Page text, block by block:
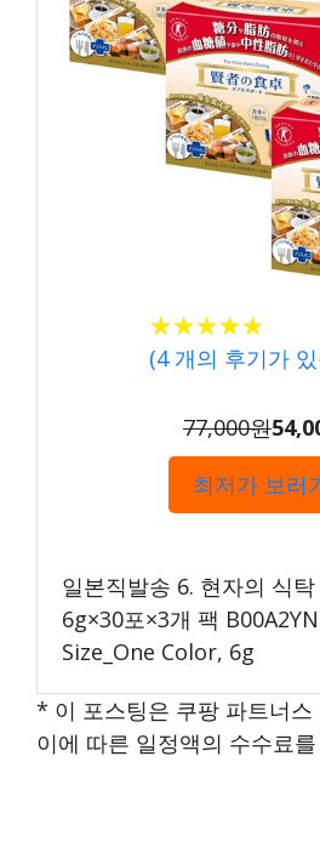
★★★★★
★★★★★
(4개의 후기가
77,000원
최저가 보러
일본직발송 6. 현자의 식
6g×30포×3개 팩
Size_One Color, 6g
* 이 포스팅은 쿠팡 파트너스
이에 따른 일정액의 수수료